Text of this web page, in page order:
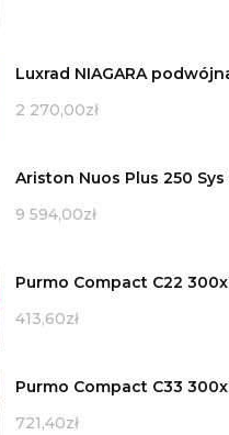
Luxrad NIAGARA
2 270,00zł
Ariston Nuos Plus 250
9 594,00zł
Purmo Compact C22
413,60zł
Purmo Compact C33
721,40zł